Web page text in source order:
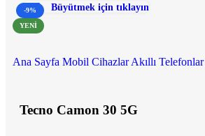
-9%
YENI
Büyütmek için tıklayın
Ana Sayfa Mobil CihazlarAkıllı Telefonlar
Tecno Camon 30 5G